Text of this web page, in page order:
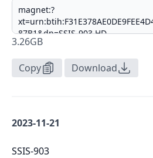
3.26GB
Copy Download
2023-11-21
SSIS-903